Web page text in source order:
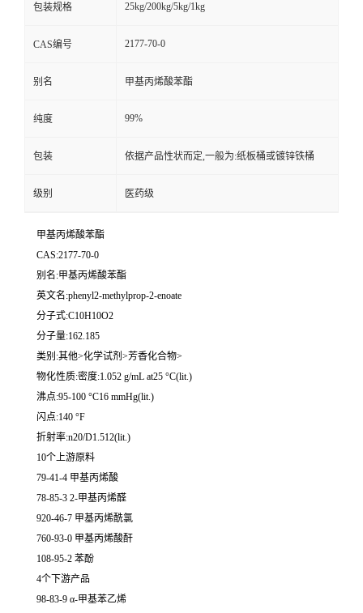
包装规格 25kg/200kg/5kg/1kg
CAS编号 2177-70-0
别名 甲基丙烯酸苯酯
纯度 99%
包装 依据产品性状而定,一般为:纸板桶或镀锌铁桶
级别 医药级
甲基丙烯酸苯酯
CAS:2177-70-0
别名:甲基丙烯酸苯酯
英文名:phenyl2-methylprop-2-enoate
分子式:C10H10O2
分子量:162.185
类别:其他>化学试剂>芳香化合物>
物化性质:密度:1.052 g/mL at25 °C(lit.)
沸点:95-100 °C16 mmHg(lit.)
闪点:140 °F
折射率:n20/D1.512(lit.)
10个上游原料
79-41-4 甲基丙烯酸
78-85-3 2-甲基丙烯醛
920-46-7 甲基丙烯酰氯
760-93-0 甲基丙烯酸酐
108-95-2 苯酚
4个下游产品
98-83-9 α-甲基苯乙烯